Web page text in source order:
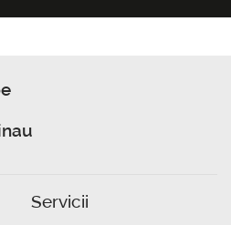
Servicii